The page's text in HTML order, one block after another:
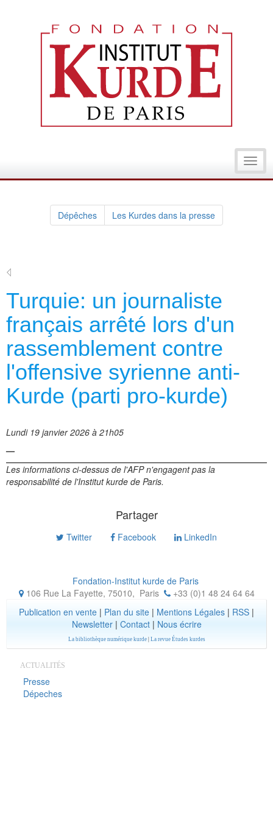
Dépêches Les Kurdes dans la presse
Turquie: un journaliste
français arrêté lors d'un
rassemblement contre
l'offensive syrienne anti-
Kurde (parti pro-kurde)
Lundi 19 janvier 2026 à 21h05
—
Les informations ci-dessus de l'AFP n'engagent pas la
responsabilité de l'Institut kurde de Paris.
Partager
Twitter Facebook LinkedIn
Fondation-Institut kurde de Paris
106 Rue La Fayette, 75010, Paris
+33 (0)1 48 24 64 64
Publication en vente | Plan du site | Mentions Légales | RSS |
Newsletter| Contact| Nous écrire
La bibliothèque numérique kurde| La revue Études kurdes
ACTUALITÉS
Presse
Dépeches